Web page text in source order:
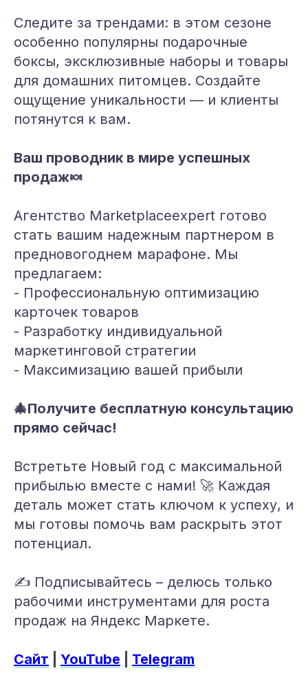
Следите за трендами: в этом сезоне
особенно популярны подарочные
боксы, эксклюзивные наборы и товары
для домашних питомцев. Создайте
ощущение уникальности — и клиенты
потянутся к вам.
Ваш проводник в мире успешных
продаж🍬
Агентство Marketplaceexpert готово
стать вашим надежным партнером в
предновогоднем марафоне. Мы
предлагаем:
- Профессиональную оптимизацию
карточек товаров
- Разработку индивидуальной
маркетинговой стратегии
- Максимизацию вашей прибыли
🎄Получите бесплатную консультацию
прямо сейчас!
Встретьте Новый год с максимальной
прибылью вместе с нами! 🚀 Каждая
деталь может стать ключом к успеху, и
мы готовы помочь вам раскрыть этот
потенциал.
✍️ Подписывайтесь – делюсь только
рабочими инструментами для роста
продаж на Яндекс Маркете.
Сайт YouTube Telegram